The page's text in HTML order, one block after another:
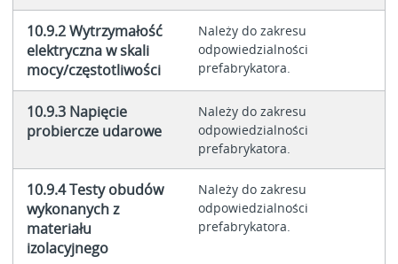
10.9.2 Wytrzymałość
elektryczna w skali
mocy/częstotliwości
Należy do zakresu
odpowiedzialności
prefabrykatora.
10.9.3 Napięcie
probiercze udarowe
Należy do zakresu
odpowiedzialności
prefabrykatora.
10.9.4 Testy obudów
wykonanych z
materiału
izolacyjnego
Należy do zakresu
odpowiedzialności
prefabrykatora.